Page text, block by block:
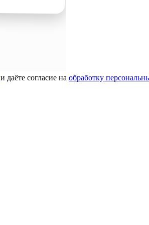
и даёте согласие на обработку